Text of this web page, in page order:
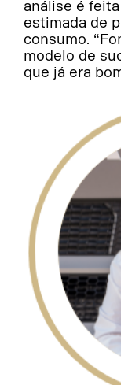
análise é
estimada de
consumo.
modelo de
que já era